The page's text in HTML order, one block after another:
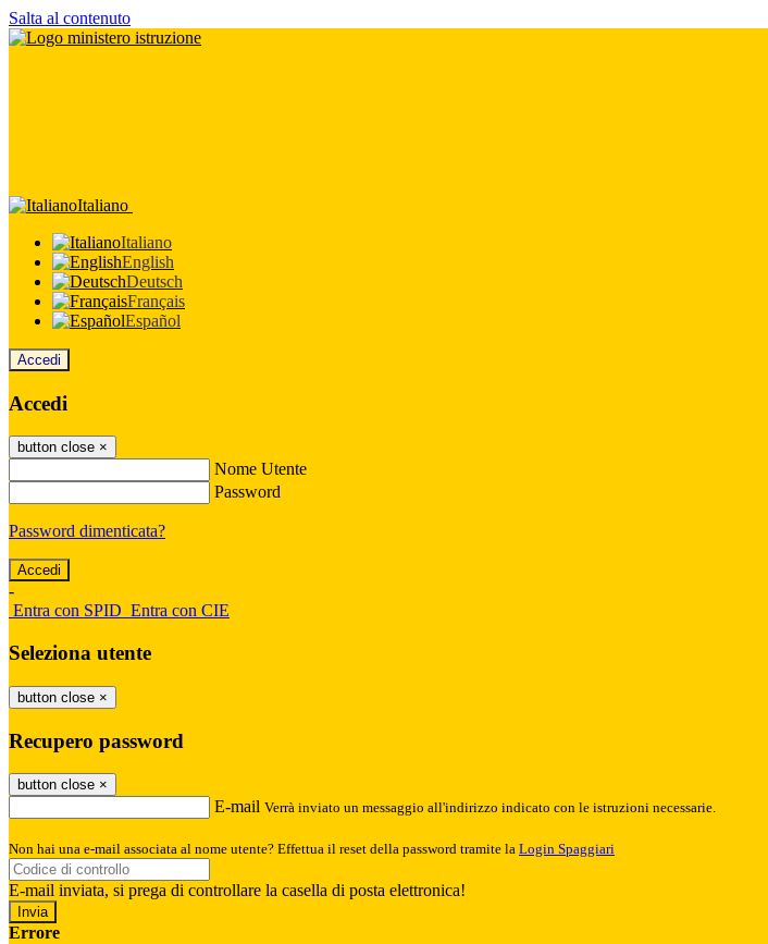
Salta al contenuto
Italiano
Italiano
English
Deutsch
Français
Español
Accedi
Accedi
button close ×
Nome Utente
Password
Password dimenticata?
-
Entra con SPID Entra con CIE
Seleziona utente
button close ×
Recupero password
button close ×
E-mail Verrà inviato un messaggio all'indirizzo indicato con le istruzioni necessarie.
Non hai una e-mail associata al nome utente? Effettua il reset della password tramite la Login Spaggiari
E-mail inviata, si prega di controllare la casella di posta elettronica!
Errore